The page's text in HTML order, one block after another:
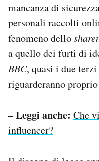
mancanza di
personali raccolti
fenomeno dello
a quello dei furti di
BBC, quasi i due
riguarderanno
– Leggi anche: Che
influencer?